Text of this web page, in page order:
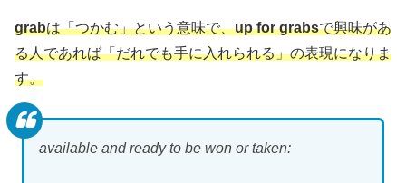
grabは「つかむ」という意味で、up for grabsで興味があ
る人であれば「だれでも手に入れられる」の表現になりま
す。
available and ready to be won or taken: